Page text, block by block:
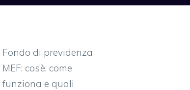
Fondo di previdenza
MEF: cos’è, come
funziona e quali